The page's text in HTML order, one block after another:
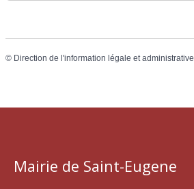
© Direction de l'information légale et administrative
Mairie de Saint-Eugene